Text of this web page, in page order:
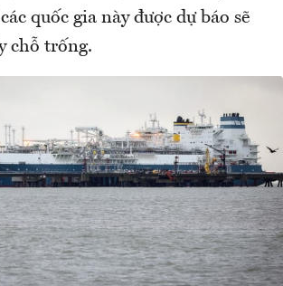
quốc gia này được dự báo sẽ
chỗ trống.